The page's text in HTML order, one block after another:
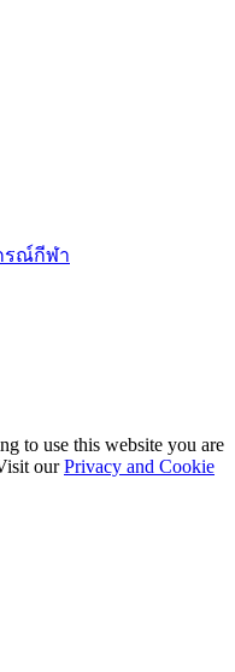
รณ์กีฬา
to use this website you are
ourPrivacy and Cookie